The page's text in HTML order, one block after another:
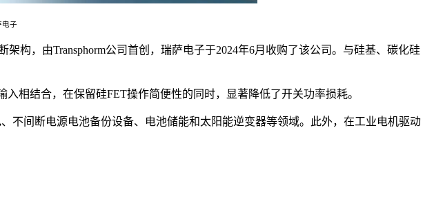
电子
构，由Transphorm公司首创，瑞萨电子于2024年6月收购了该公司。与硅基、碳化硅
相结合，在保留硅FET操作简便性的同时，显著降低了开关功率损耗。
不间断电源电池备份设备、电池储能和太阳能逆变器等领域。此外，在工业电机驱动